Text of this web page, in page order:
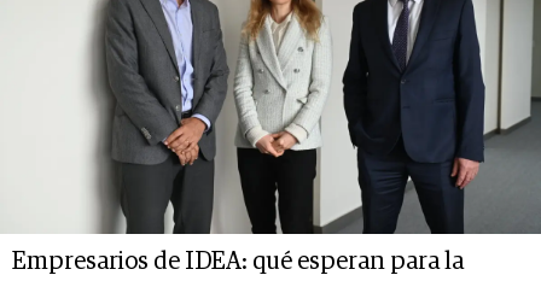
Empresarios de IDEA: qué esperan para la